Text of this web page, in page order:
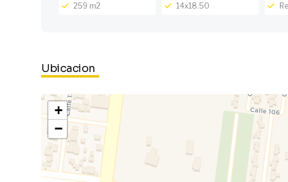
259 m2 14x18.50
Ubicacion
+
−